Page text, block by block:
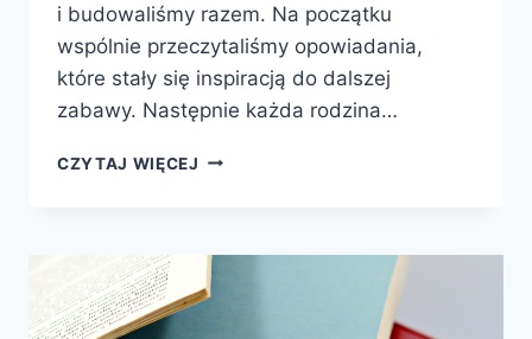
i budowaliśmy razem. Na początku
wspólnie przeczytaliśmy opowiadania,
które stały się inspiracją do dalszej
zabawy. Następnie każda rodzina…
CZYTAJ WIĘCEJ TATA
BUDUJE!